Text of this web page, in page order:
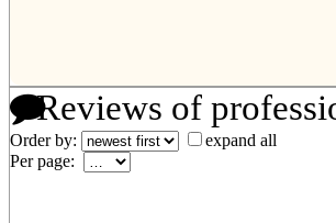
Reviews of
Order by:
expand all
Per page: